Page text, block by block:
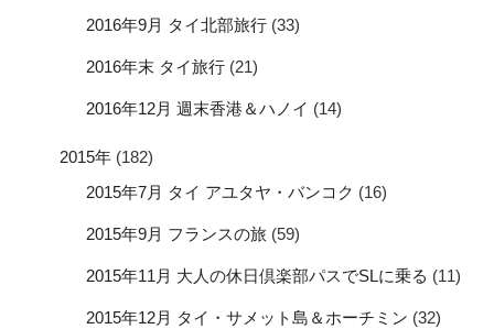
2016年9月 タイ北部旅行 (33)
2016年末 タイ旅行 (21)
2016年12月 週末香港＆ハノイ (14)
2015年 (182)
2015年7月 タイ アユタヤ・バンコク (16)
2015年9月 フランスの旅 (59)
2015年11月 大人の休日倶楽部パスでSLに乗る (11)
2015年12月 タイ・サメット島＆ホーチミン (32)